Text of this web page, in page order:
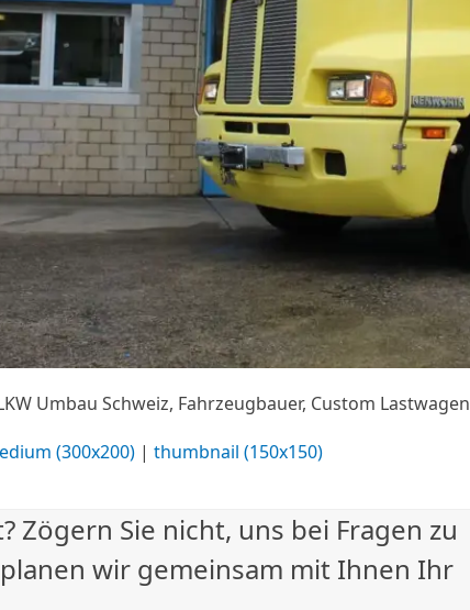
Umbau Schweiz, Fahrzeugbauer, Custom Lastwagen
(300x200) |thumbnail (150x150)
Zögern Sie nicht, uns bei Fragen zu
wir gemeinsam mit Ihnen Ihr